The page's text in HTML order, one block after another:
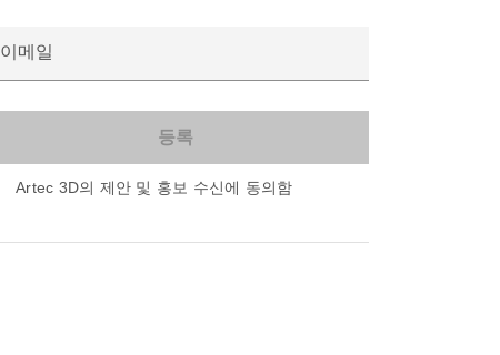
이메일
Artec 3D의 제안 및 홍보 수신에 동의함